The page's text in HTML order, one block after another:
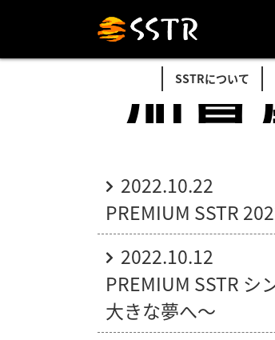
SSTRについて
加賀
2022.10.22
PREMIUM SSTR
2022.10.12
PREMIUM SSTR シ
大きな夢へ～